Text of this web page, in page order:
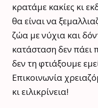
κρατάμε κακίες κι
θα είναι να
ζώα με νύχια και
κατάσταση δεν πάει
δεν τη φτιάξουμε
Επικοινωνία
κι ειλικρίνεια!